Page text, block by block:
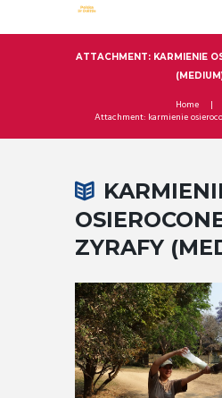
ATTACHMENT: KARMIENIE
Home
Attachment: karmienie
ZYRAFY